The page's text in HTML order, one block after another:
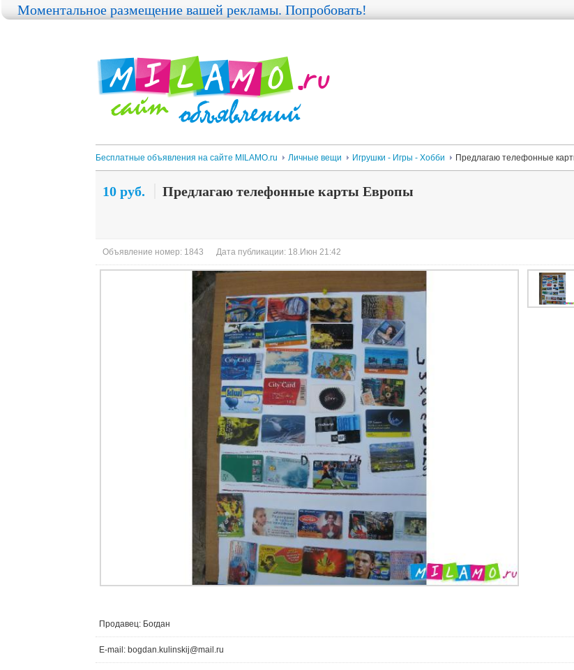
Бесплатные объявления на сайте MILAMO.ru Личные вещи Игрушки - Игры - Хобби Предлагаю телефонные
10 руб. Предлагаю телефонные карты Европы
Объявление номер: 1843 Дата публикации: 18.Июн 21:42
Продавец: Богдан
E-mail: bogdan.kulinskij@mail.ru
Моментальное размещение вашей рекламы. Попробовать!